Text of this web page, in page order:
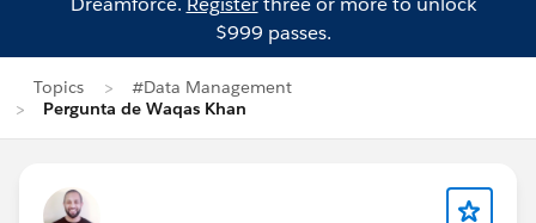
$999 passes.
Topics
#Data Management
Pergunta de Waqas Khan